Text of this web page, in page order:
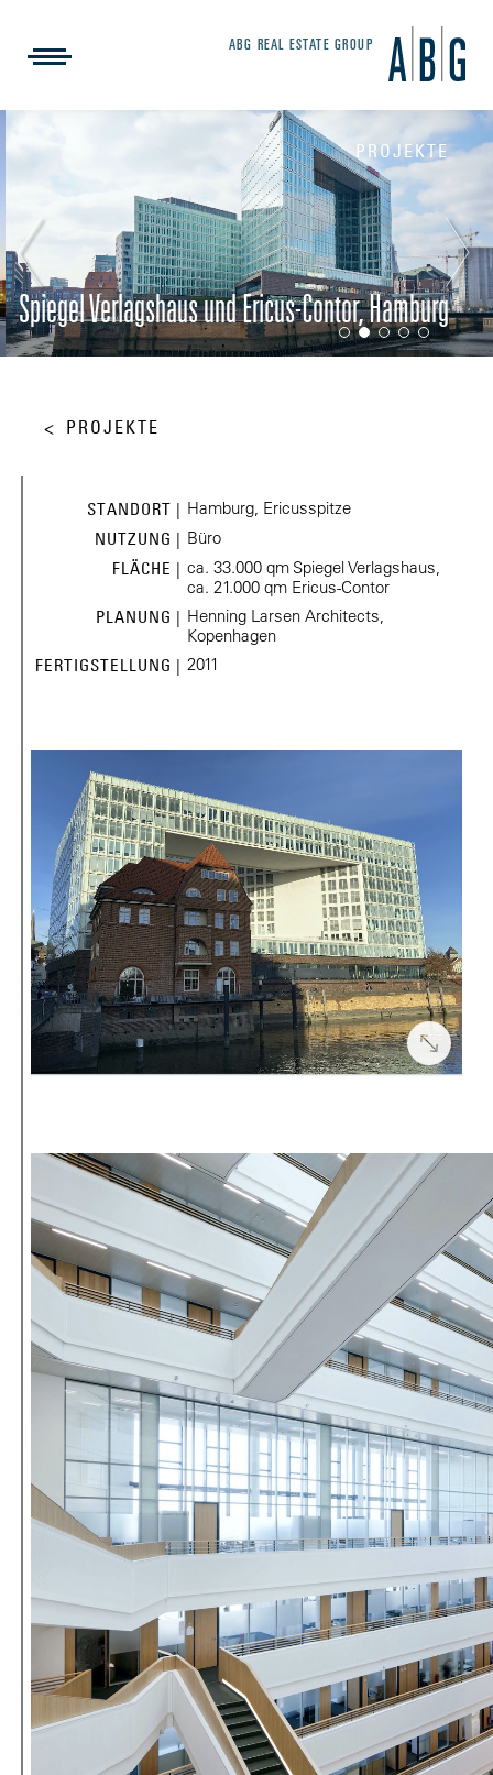
ABG REAL ESTATE GROUP
PROJEKTE
Spiegel Verlagshaus und Ericus-Contor, Hamburg
PROJEKTE
STANDORT | Hamburg, Ericusspitze
NUTZUNG | Büro
FLÄCHE | ca. 33.000 qm Spiegel Verlagshaus,
ca. 21.000 qm Ericus-Contor
PLANUNG | Henning Larsen Architects,
Kopenhagen
FERTIGSTELLUNG | 2011